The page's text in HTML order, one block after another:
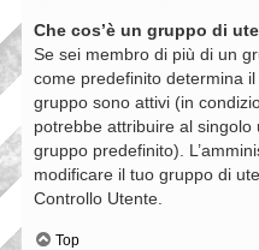
Che cos’è un gruppo di
Se sei membro di più di un
come predefinito determina
gruppo sono attivi (in
potrebbe attribuire al
gruppo predefinito).
modificare il tuo gruppo di
Controllo Utente.
Top